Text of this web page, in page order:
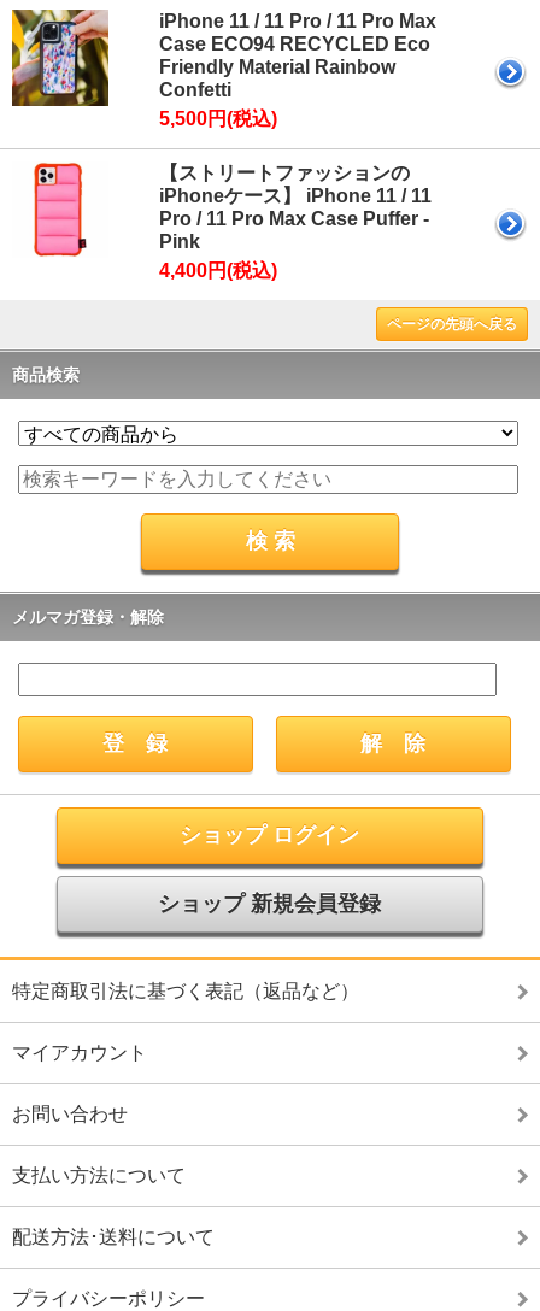
iPhone 11 / 11 Pro / 11 Pro Max
Case ECO94 RECYCLED Eco
Friendly Material Rainbow
Confetti
5,500円(税込)
【ストリートファッションの
iPhoneケース】 iPhone 11 / 11
Pro / 11 Pro Max Case Puffer -
Pink
4,400円(税込)
ページの先頭へ戻る
商品検索
メルマガ登録・解除
ショップ ログイン
ショップ 新規会員登録
特定商取引法に基づく表記（返品など）
マイアカウント
お問い合わせ
支払い方法について
配送方法･送料について
プライバシーポリシー